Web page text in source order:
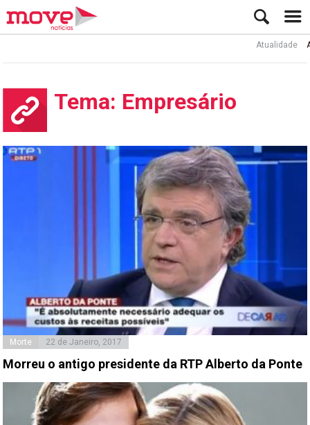
Atualidade Ator Rui
Tema: Empresário
Morte 22 de Janeiro, 2017
Morreu o antigo presidente da RTP Alberto da Ponte